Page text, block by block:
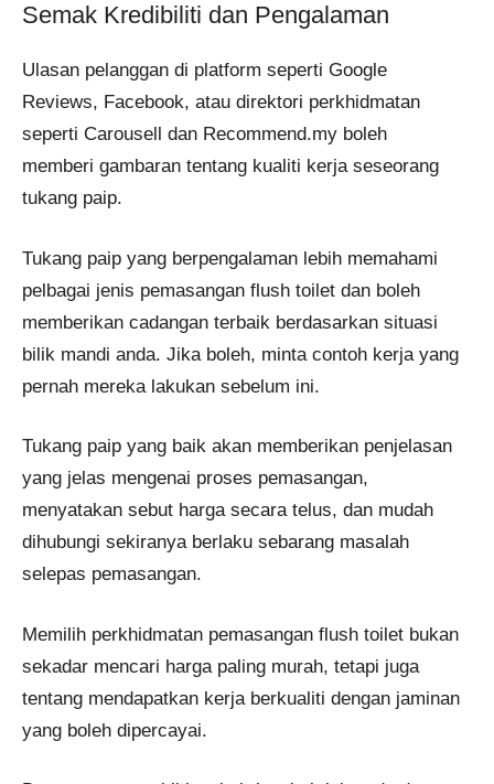
Semak Kredibiliti dan Pengalaman
Ulasan pelanggan di platform seperti Google
Reviews, Facebook, atau direktori perkhidmatan
seperti Carousell dan Recommend.my boleh
memberi gambaran tentang kualiti kerja seseorang
tukang paip.
Tukang paip yang berpengalaman lebih memahami
pelbagai jenis pemasangan flush toilet dan boleh
memberikan cadangan terbaik berdasarkan situasi
bilik mandi anda. Jika boleh, minta contoh kerja yang
pernah mereka lakukan sebelum ini.
Tukang paip yang baik akan memberikan penjelasan
yang jelas mengenai proses pemasangan,
menyatakan sebut harga secara telus, dan mudah
dihubungi sekiranya berlaku sebarang masalah
selepas pemasangan.
Memilih perkhidmatan pemasangan flush toilet bukan
sekadar mencari harga paling murah, tetapi juga
tentang mendapatkan kerja berkualiti dengan jaminan
yang boleh dipercayai.